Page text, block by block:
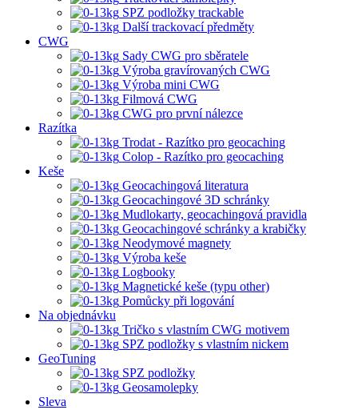
SPZ podložky trackable
Další trackovací předměty
CWG
Sady CWG pro sběratele
Výroba gravírovaných CWG
Výroba mini CWG
Filmová CWG
CWG pro první nálezce
Razítka
Trodat - Razítko pro geocaching
Colop - Razítko pro geocaching
Keše
Geocachingová literatura
Geocachingové 3D schránky
Mudlokarty, geocachingová pravidla
Geocachingové schránky a krabičky
Neodymové magnety
Výroba keše
Logbooky
Magnetické keše (typu other)
Pomůcky při logování
Na objednávku
Tričko s vlastním CWG motivem
SPZ podložky s vlastním nickem
GeoTuning
SPZ podložky
Geosamolepky
Sleva